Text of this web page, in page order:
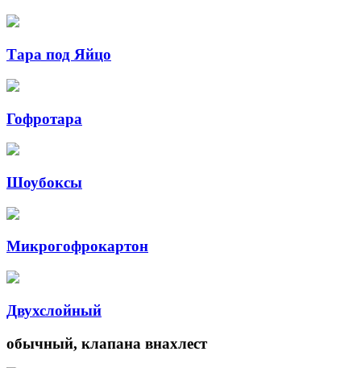
Тара под Яйцо
Гофротара
Шоубоксы
Микрогофрокартон
Двухслойный
обычный, клапана внахлест